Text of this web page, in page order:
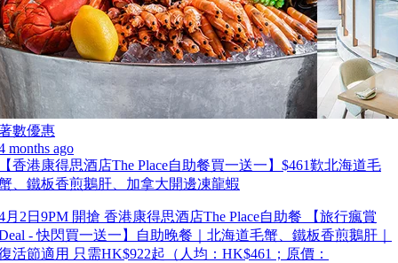
數優惠
months ago
香港康得思酒店The Place自助餐買一送一】$461歎北海道毛
、鐵板香煎鵝肝、加拿大開邊凍龍蝦
月2日9PM 開搶 香港康得思酒店The Place自助餐 【旅行瘋賞
- 快閃買一送一】自助晚餐｜北海道毛蟹、鐵板香煎鵝肝｜
活節適用 只需HK$922起（人均：HK$461；原價：